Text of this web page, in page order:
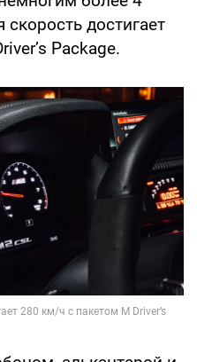
достигает
Package.